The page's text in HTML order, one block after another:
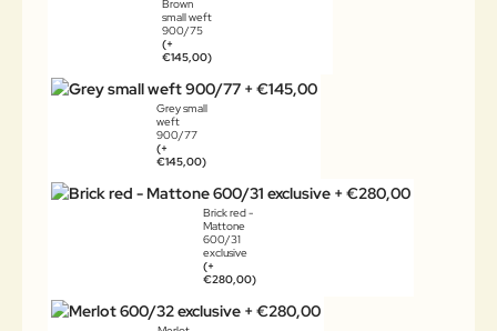
Brown
small weft
900/75
(+
€145,00)
Grey small
weft
900/77
(+
€145,00)
Brick red -
Mattone
600/31
exclusive
(+
€280,00)